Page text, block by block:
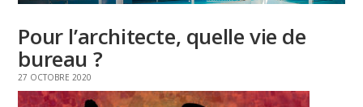
Pour l’architecte, quelle vie de
bureau ?
27 OCTOBRE 2020